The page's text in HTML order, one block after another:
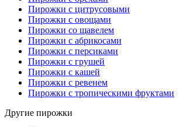
Пирожки с цитрусовыми
Пирожки с овощами
Пирожки со щавелем
Пирожки с абрикосами
Пирожки с персиками
Пирожки с грушей
Пирожки с кашей
Пирожки с ревенем
Пирожки с тропическими фруктами
Другие пирожки